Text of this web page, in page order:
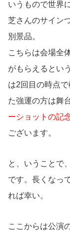
いうもので世界
芝さんのサイン
別景品。
こちらは会場全
がもらえるとい
は2回目の時点
た強運の方は舞
ーショットの記
ございます。
と、いうことで
です。長くなっ
れば幸い。
ここからは公演